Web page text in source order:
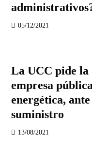
05/12/2021
La UCC pide la
empresa
energética,
suministro
13/08/2021